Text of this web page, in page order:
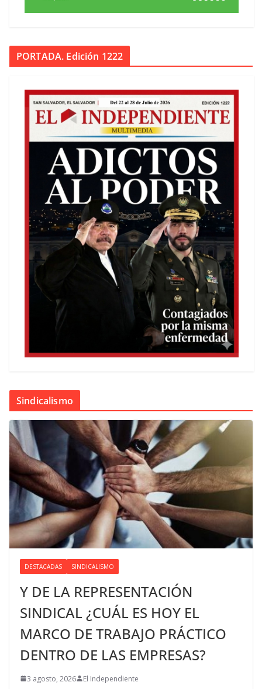
PORTADA. Edición 1222
Sindicalismo
DESTACADAS SINDICALISMO
Y DE LA REPRESENTACIÓN
SINDICAL ¿CUÁL ES HOY EL
MARCO DE TRABAJO PRÁCTICO
DENTRO DE LAS EMPRESAS?
3 agosto, 2026 El Independiente